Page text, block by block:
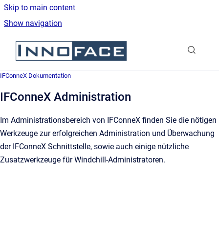
Skip to main content
Show navigation
Go to homepage
IFConneX Dokumentation
IFConneX Administration
Im Administrationsbereich von IFConneX finden Sie die nötigen
Werkzeuge zur erfolgreichen Administration und Überwachung
der IFConneX Schnittstelle, sowie auch einige nützliche
Zusatzwerkzeuge für Windchill-Administratoren.